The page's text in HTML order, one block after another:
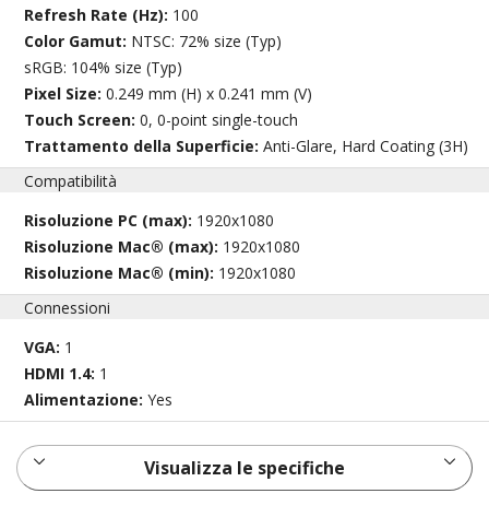
Refresh Rate (Hz): 100
Color Gamut: NTSC: 72% size (Typ)
sRGB: 104% size (Typ)
Pixel Size:0.249 mm (H) x 0.241 mm (V)
Touch Screen:0, 0-point single-touch
Trattamento della Superficie:Anti-Glare, Hard Coating (3H)
Compatibilità
Risoluzione PC (max): 1920x1080
Risoluzione Mac® (max): 1920x1080
Risoluzione Mac® (min): 1920x1080
Connessioni
VGA: 1
HDMI 1.4: 1
Alimentazione:Yes
Visualizza le specifiche